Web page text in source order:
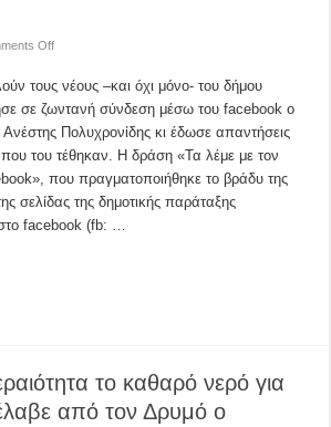
Offon
και
όχι
μόνο
μίλησαν
με
τον
Ανέστη
LIVE!
επιτυχία
πραγματοποιήθηκε
η
τους νέους –και όχι μόνο- του δήμου
σε ζωντανή σύνδεση μέσω του facebook ο
Πολυχρονίδης κι έδωσε απαντήσεις
του τέθηκαν. Η δράση «Τα λέμε με τον
που πραγματοποιήθηκε το βράδυ της
σελίδας της δημοτικής παράταξης
facebook (fb: …
το καθαρό νερό για
από τον Δρυμό ο